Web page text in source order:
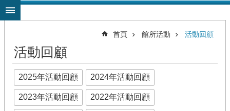
跳到主要內容區塊
首頁 館所活動 活動回顧
活動回顧
2025年活動回顧 2024年活動回顧
2023年活動回顧 2022年活動回顧